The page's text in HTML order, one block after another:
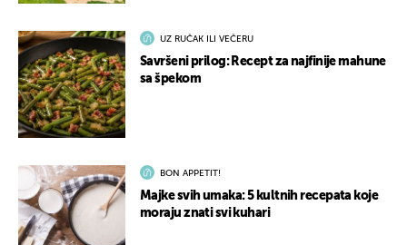
UZ RUČAK ILI VEČERU
Savršeni prilog: Recept za najfinije mahune
sa špekom
BON APPETIT!
Majke svih umaka: 5 kultnih recepata koje
moraju znati svi kuhari